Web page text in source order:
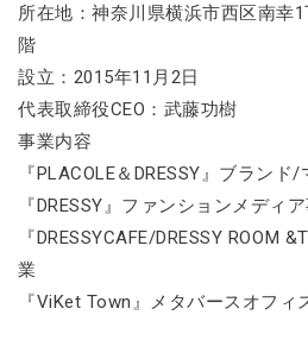
所在地：神奈川県横浜市西区南幸
階
設立：2015年11月2日
代表取締役CEO：武藤功樹
事業内容
『PLACOLE＆DRESSY』ブラン
『DRESSY』ファンションメディ
『DRESSYCAFE/DRESSY ROOM
業
『ViKet Town』メタバースオフィ